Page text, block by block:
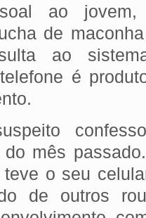
ao
de
ao
é
mês
o seu
de outros